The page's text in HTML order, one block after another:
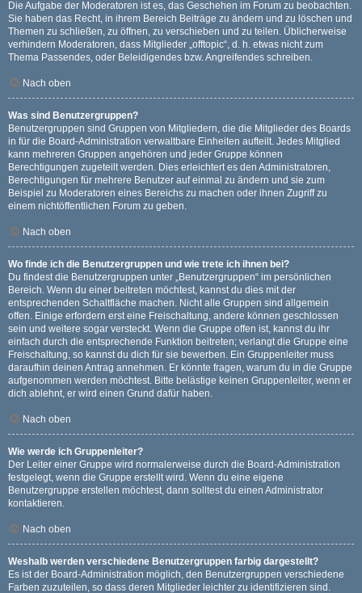
Die Aufgabe der Moderatoren ist es, das Geschehen im Forum zu beobachten.
Sie haben das Recht, in ihrem Bereich Beiträge zu ändern und zu löschen und
Themen zu schließen, zu öffnen, zu verschieben und zu teilen. Üblicherweise
verhindern Moderatoren, dass Mitglieder „offtopic“, d. h. etwas nicht zum
Thema Passendes, oder Beleidigendes bzw. Angreifendes schreiben.
Nach oben
Was sind Benutzergruppen?
Benutzergruppen sind Gruppen von Mitgliedern, die die Mitglieder des Boards
in für die Board-Administration verwaltbare Einheiten aufteilt. Jedes Mitglied
kann mehreren Gruppen angehören und jeder Gruppe können
Berechtigungen zugeteilt werden. Dies erleichtert es den Administratoren,
Berechtigungen für mehrere Benutzer auf einmal zu ändern und sie zum
Beispiel zu Moderatoren eines Bereichs zu machen oder ihnen Zugriff zu
einem nichtöffentlichen Forum zu geben.
Nach oben
Wo finde ich die Benutzergruppen und wie trete ich ihnen bei?
Du findest die Benutzergruppen unter „Benutzergruppen“ im persönlichen
Bereich. Wenn du einer beitreten möchtest, kannst du dies mit der
entsprechenden Schaltfläche machen. Nicht alle Gruppen sind allgemein
offen. Einige erfordern erst eine Freischaltung, andere können geschlossen
sein und weitere sogar versteckt. Wenn die Gruppe offen ist, kannst du ihr
einfach durch die entsprechende Funktion beitreten; verlangt die Gruppe eine
Freischaltung, so kannst du dich für sie bewerben. Ein Gruppenleiter muss
daraufhin deinen Antrag annehmen. Er könnte fragen, warum du in die Gruppe
aufgenommen werden möchtest. Bitte belästige keinen Gruppenleiter, wenn er
dich ablehnt, er wird einen Grund dafür haben.
Nach oben
Wie werde ich Gruppenleiter?
Der Leiter einer Gruppe wird normalerweise durch die Board-Administration
festgelegt, wenn die Gruppe erstellt wird. Wenn du eine eigene
Benutzergruppe erstellen möchtest, dann solltest du einen Administrator
kontaktieren.
Nach oben
Weshalb werden verschiedene Benutzergruppen farbig dargestellt?
Es ist der Board-Administration möglich, den Benutzergruppen verschiedene
Farben zuzuteilen, so dass deren Mitglieder leichter zu identifizieren sind.